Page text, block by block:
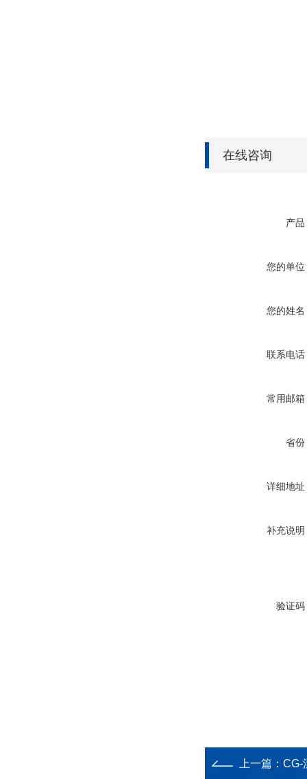
在线咨询
产品
您的单位
您的姓名
联系电话
常用邮箱
省份
详细地址
补充说明
验证码
上一篇： CG-